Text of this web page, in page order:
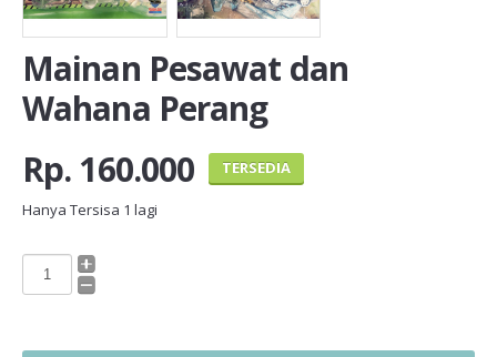
Mainan Pesawat dan
Wahana Perang
Rp. 160.000
TERSEDIA
Hanya Tersisa 1 lagi